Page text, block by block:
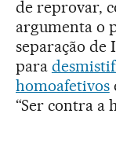
de reprovar,
argumenta o
separação de
para
homoafetivos
“Ser contra a